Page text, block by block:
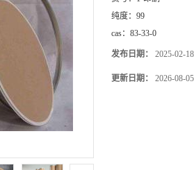
纯度： 99
cas： 83-33-0
发布日期： 2025-02-18
更新日期： 2026-08-05